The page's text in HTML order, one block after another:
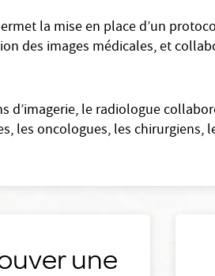
la mise en place d’un
des images médicales, et
d’imagerie, le radiologue
les oncologues, les chirurgiens,
une